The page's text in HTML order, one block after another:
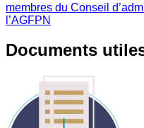
membres du Conseil
l’AGFPN
Documents